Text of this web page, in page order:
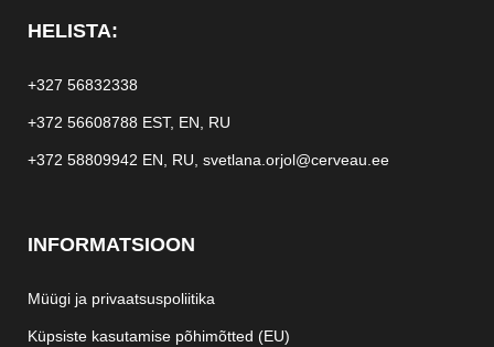
HELISTA:
+327 56832338
+372 56608788 EST, EN, RU
+372 58809942 EN, RU, svetlana.orjol@cerveau.ee
INFORMATSIOON
Müügi ja privaatsuspoliitika
Küpsiste kasutamise põhimõtted (EU)